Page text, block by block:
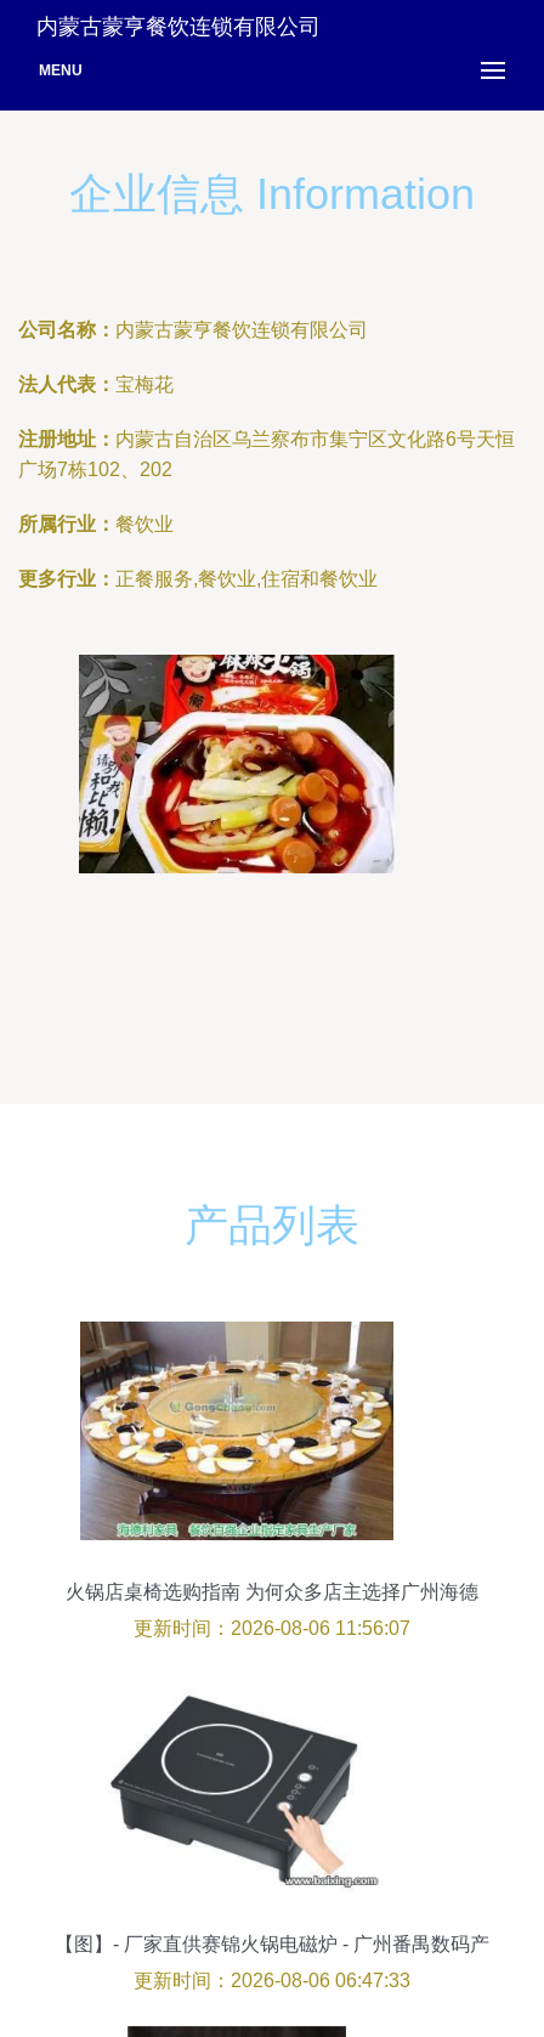
内蒙古蒙亨餐饮连锁有限公司
MENU
企业信息 Information
公司名称： 内蒙古蒙亨餐饮连锁有限公司
法人代表： 宝梅花
注册地址： 内蒙古自治区乌兰察布市集宁区文化路6号天恒
广场7栋102、202
所属行业： 餐饮业
更多行业： 正餐服务,餐饮业,住宿和餐饮业
产品列表
火锅店桌椅选购指南 为何众多店主选择广州海德
利？
更新时间：2026-08-06 11:56:07
【图】- 厂家直供赛锦火锅电磁炉 - 广州番禺数码产
品 - 百姓网
更新时间：2026-08-06 06:47:33